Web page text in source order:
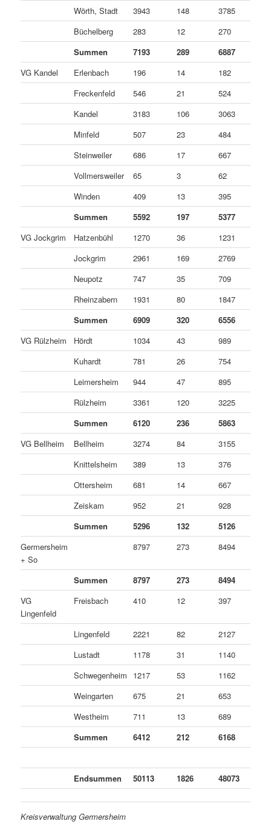
Wörth, Stadt
3943 148 3785
Büchelberg
283 12 270
Summen
7193 289 6887
VG Kandel
Erlenbach 196 14 182
Freckenfeld
546 21 524
Kandel
3183 106 3063
Minfeld
507 23 484
Steinweiler
686 17 667
Vollmersweiler
65 3 62
Winden
409 13 395
Summen
5592 197 5377
VG Jockgrim
Hatzenbühl 1270 36 1231
Jockgrim
2961 169 2769
Neupotz
747 35 709
Rheinzabern
1931 80 1847
Summen
6909 320 6556
VG Rülzheim
Hördt 1034 43 989
Kuhardt
781 26 754
Leimersheim
944 47 895
Rülzheim
3361 120 3225
Summen
6120 236 5863
VG Bellheim
Bellheim 3274 84 3155
Knittelsheim
389 13 376
Ottersheim
681 14 667
Zeiskam
952 21 928
Summen
5296 132 5126
Germersheim
+ So
8797 273 8494
Summen 8797 273 8494
VG
Lingenfeld
Freisbach 410 12 397
Lingenfeld 2221 82 2127
Lustadt
1178 31 1140
Schwegenheim
1217 53 1162
Weingarten
675 21 653
Westheim
711 13 689
Summen
6412 212 6168
Endsummen 50113 1826 48073
Kreisverwaltung Germersheim